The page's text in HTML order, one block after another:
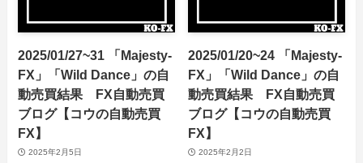
2025/01/27~31 「Majesty-
FX」「Wild Dance」の自
動売買結果 FX自動売買
ブログ【コウの自動売買
FX】
2025年2月5日
2025/01/20~24 「Majesty-
FX」「Wild Dance」の自
動売買結果 FX自動売買
ブログ【コウの自動売買
FX】
2025年2月2日